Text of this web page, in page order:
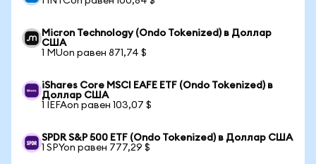
Micron Technology (Ondo Tokenized) в Доллар
США
1 MUon равен 871,74 $
iShares Core MSCI EAFE ETF (Ondo Tokenized) в
Доллар США
1 IEFAon равен 103,07 $
SPDR S&P 500 ETF (Ondo Tokenized) в Доллар США
1 SPYon равен 777,29 $